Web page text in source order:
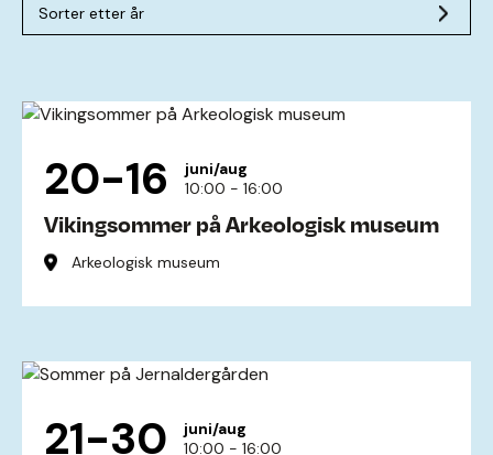
Sorter etter år
20-16
juni/aug
10:00 - 16:00
Vikingsommer på Arkeologisk museum
Arkeologisk museum
21-30
juni/aug
10:00 - 16:00